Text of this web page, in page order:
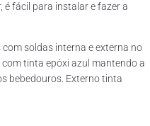
é fácil para instalar e fazer a
soldas interna e externa no
tinta epóxi azul mantendo a
bebedouros. Externo tinta